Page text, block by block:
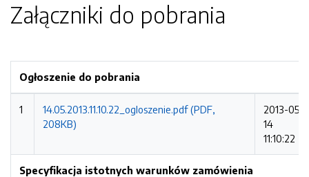
Załączniki do pobrania
Ogłoszenie do pobrania
1
14.05.2013.11.10.22_ogloszenie.pdf (PDF,
208KB)
2013-05-
14
11:10:22
Specyfikacja istotnych warunków zamówienia